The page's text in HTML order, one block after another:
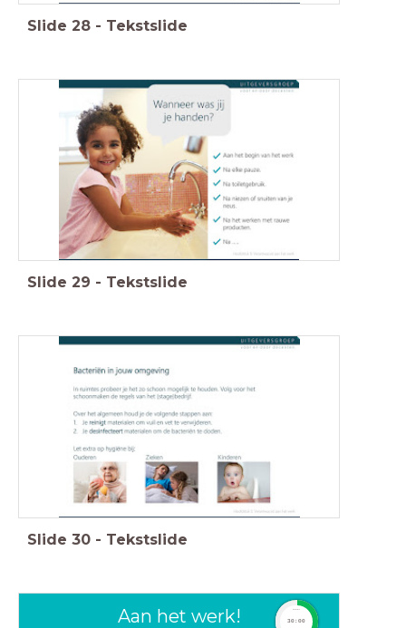
Slide 28 - Tekstslide
Slide 29 - Tekstslide
Slide 30 - Tekstslide
Aan het werk! timer
30:00